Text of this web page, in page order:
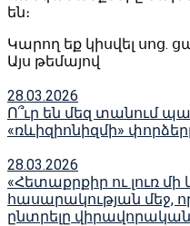
են։
Կարող եք կիսվել սոց․
Այս թեմայով
28.03.2026
Ո՞ւր են մեզ տանում
«ռևիզիոնիզմի»
28.03.2026
«Հետաքրքիր ու լուռ մի
հասարակության մեջ,
ընտրելը